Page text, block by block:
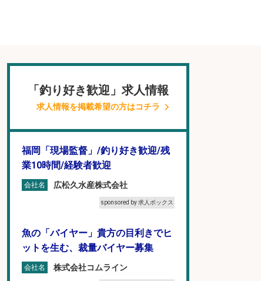
「釣り好き歓迎」求人情報
求人情報を掲載希望の方はコチラ
福岡「現場監督」/釣り好き歓迎/残
業10時間/経験者歓迎
会社名 広松久水産株式会社
sponsored by 求人ボックス
魚の「バイヤー」貴方の目利きでヒ
ットを生む、裁量バイヤー募集
会社名 株式会社コムライン